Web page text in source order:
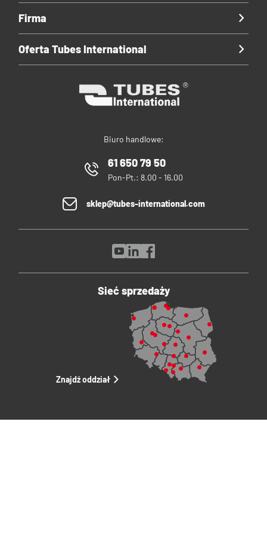
Biuro handlowe:
61 650 79 50
Pon-Pt.: 8.00 - 16.00
sklep@tubes-international.com
Firma
Oferta Tubes International
Sieć sprzedaży
Znajdź oddział